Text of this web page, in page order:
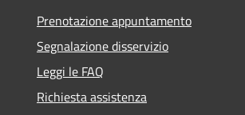
Prenotazione appuntamento
Segnalazione disservizio
Leggi le FAQ
Richiesta assistenza